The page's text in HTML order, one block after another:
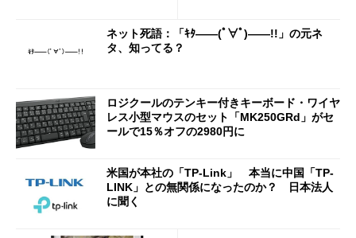
ネット死語：「ｷﾀ――(ﾟ∀ﾟ)――!!」の元ネ
タ、知ってる？
ロジクールのテンキー付きキーボード・ワイヤ
レス小型マウスのセット「MK250GRd」がセ
ールで15％オフの2980円に
米国が本社の「TP-Link」 本当に中国「TP-
LINK」との無関係になったのか？ 日本法人
に聞く